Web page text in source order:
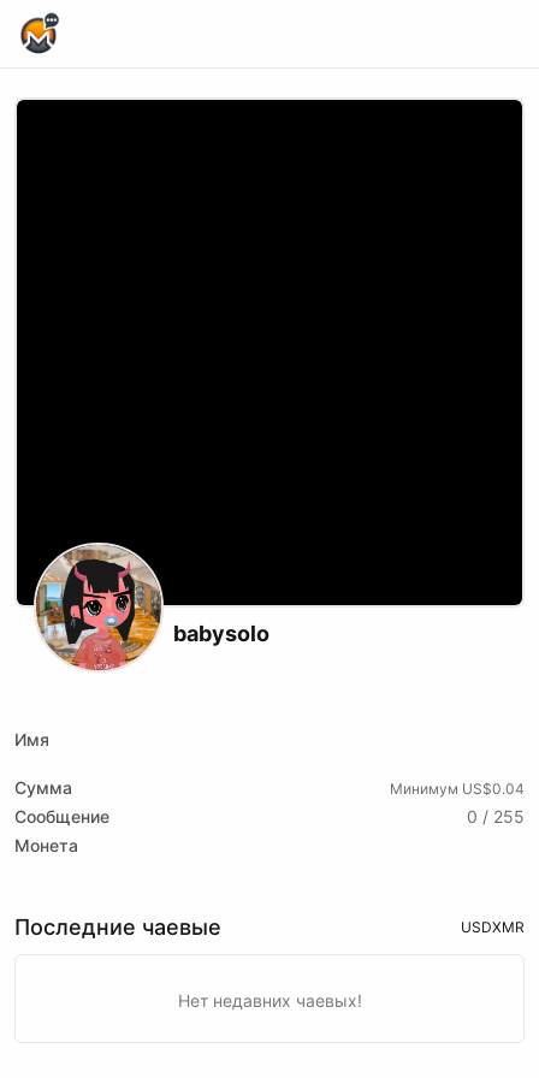
babysolo
Имя
Сумма Минимум US$0.04
Сообщение
0 / 255
Монета
Последние чаевые USDXMR
Нет недавних чаевых!